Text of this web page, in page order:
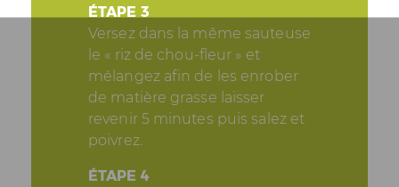
ÉTAPE 3
Versez dans la même sauteuse
le « riz de chou-fleur » et
mélangez afin de les enrober
de matière grasse laisser
revenir 5 minutes puis salez et
poivrez.
ÉTAPE 4